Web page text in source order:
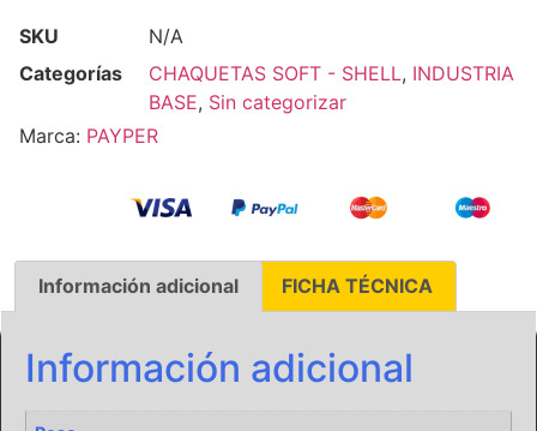
SKU
N/A
Categorías
CHAQUETAS SOFT - SHELL, INDUSTRIA
BASE, Sin categorizar
Marca: PAYPER
Información adicional FICHA TÉCNICA
Información adicional